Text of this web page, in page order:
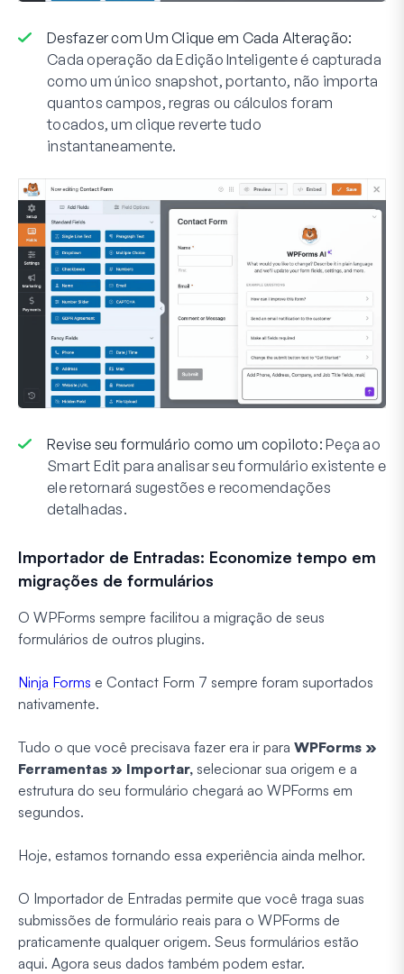
Desfazer com Um Clique em Cada Alteração:
Cada operação da Edição Inteligente é capturada
como um único snapshot, portanto, não importa
quantos campos, regras ou cálculos foram
tocados, um clique reverte tudo
instantaneamente.
Revise seu formulário como um copiloto: Peça ao
Smart Edit para analisar seu formulário existente e
ele retornará sugestões e recomendações
detalhadas.
Importador de Entradas: Economize tempo em
migrações de formulários
O WPForms sempre facilitou a migração de seus
formulários de outros plugins.
Ninja Forms e Contact Form 7 sempre foram suportados
nativamente.
Tudo o que você precisava fazer era ir para WPForms »
Ferramentas » Importar, selecionar sua origem e a
estrutura do seu formulário chegará ao WPForms em
segundos.
Hoje, estamos tornando essa experiência ainda melhor.
O Importador de Entradas permite que você traga suas
submissões de formulário reais para o WPForms de
praticamente qualquer origem. Seus formulários estão
aqui. Agora seus dados também podem estar.